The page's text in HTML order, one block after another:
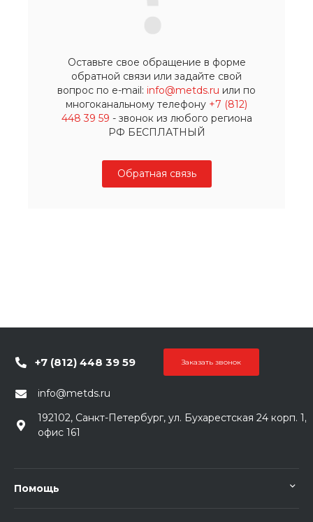
Оставьте свое обращение в форме
обратной связи или задайте свой
вопрос по e-mail: info@metds.ru или по
многоканальному телефону +7 (812)
448 39 59 - звонок из любого региона
РФ БЕСПЛАТНЫЙ
Обратная связь
+7 (812) 448 39 59 Заказать звонок
info@metds.ru
192102, Санкт-Петербург, ул. Бухарестская 24 корп. 1,
офис 161
Помощь